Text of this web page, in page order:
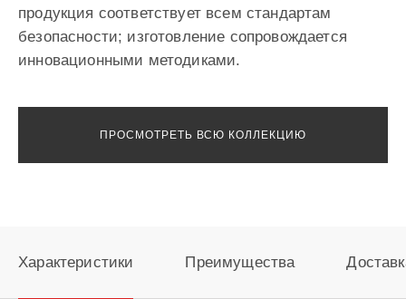
продукция соответствует всем стандартам
безопасности; изготовление сопровождается
инновационными методиками.
ПРОСМОТРЕТЬ ВСЮ КОЛЛЕКЦИЮ
Характеристики Преимущества